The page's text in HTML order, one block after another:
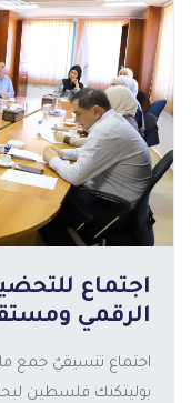
اجتماع
الرقمي
اجتماع تنسيقيٌ جمع
بوليتكنك فلسطين